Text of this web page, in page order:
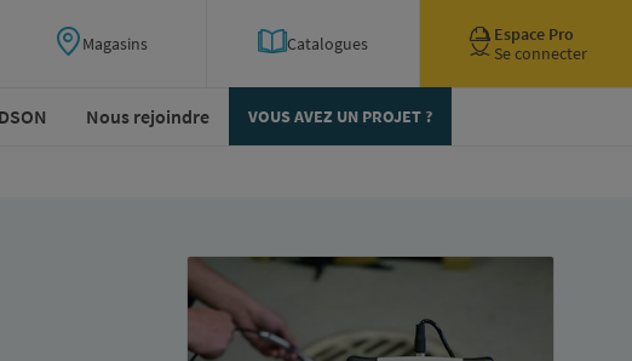
Magasins Catalogues
Espace Pro
Se connecter
Nous rejoindre VOUS AVEZ UN PROJET ?